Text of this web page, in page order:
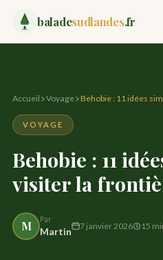
baladesudlandes.fr
✈ Voyage
Loisir
Maison
Accueil Voyage Behobie : 11 idées
VOYAGE
Behobie : 11
visiter la
M Par
Martin 7 janvier 2026 15